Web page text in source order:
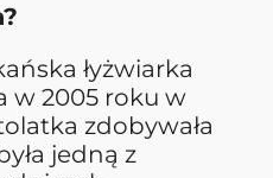
łyżwiarka
w 2005 roku w
zdobywała
jedną z